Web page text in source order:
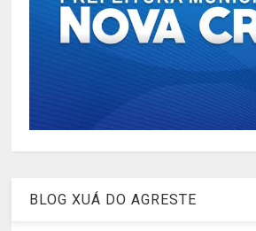
BLOG XUÁ DO AGRESTE